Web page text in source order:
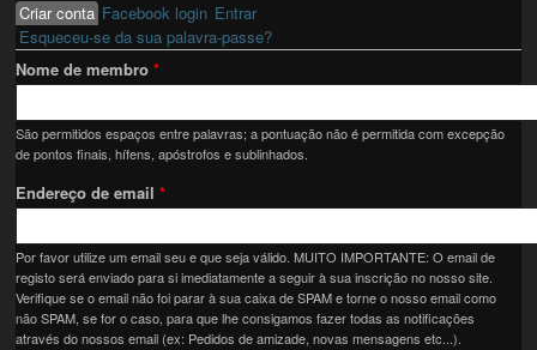
Primary tabs
Criar conta (active tab)
Facebook login Entrar
Esqueceu-se da sua palavra-passe?
Nome de membro*
São permitidos espaços entre palavras; a pontuação não é permitida com excepção
de pontos finais, hífens, apóstrofos e sublinhados.
Endereço de email*
Por favor utilize um email seu e que seja válido. MUITO IMPORTANTE: O email de
registo será enviado para si imediatamente a seguir à sua inscrição no nosso site.
Verifique se o email não foi parar à sua caixa de SPAM e torne o nosso email como
não SPAM, se for o caso, para que lhe consigamos fazer todas as notificações
através do nossos email (ex: Pedidos de amizade, novas mensagens etc...).